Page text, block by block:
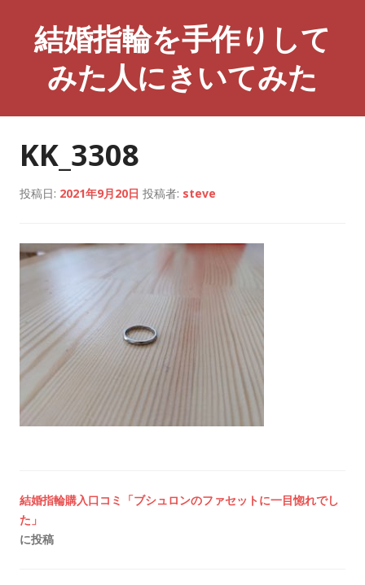
結婚指輪を手作りして
みた人にきいてみた
KK_3308
投稿日: 2021年9月20日 投稿者: steve
投
稿
結婚指輪購入口コミ「ブシュロンのファセットに一目惚れでし
た」
に投稿